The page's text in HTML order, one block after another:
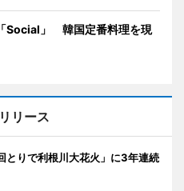
Social」 韓国定番料理を現
リース
とりで利根川大花火」に3年連続